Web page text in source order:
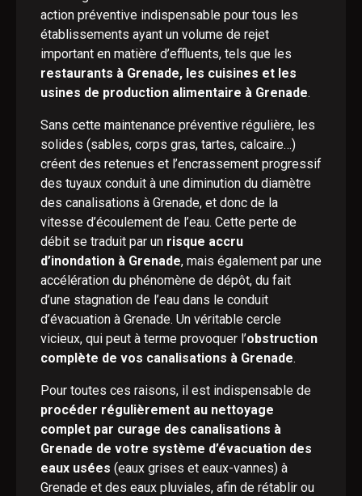
action préventive indispensable pour tous les
établissements ayant un volume de rejet
important en matière d’effluents, tels que les
restaurants à Grenade, les cuisines et les
usines de production alimentaire à Grenade.
Sans cette maintenance préventive régulière, les
solides (sables, corps gras, tartes, calcaire…)
créent des retenues et l’encrassement progressif
des tuyaux conduit à une diminution du diamètre
des canalisations à Grenade, et donc de la
vitesse d’écoulement de l’eau. Cette perte de
débit se traduit par un risque accru
d’inondation à Grenade, mais également par une
accélération du phénomène de dépôt, du fait
d’une stagnation de l’eau dans le conduit
d’évacuation à Grenade. Un véritable cercle
vicieux, qui peut à terme provoquer l’obstruction
complète de vos canalisations à Grenade.
Pour toutes ces raisons, il est indispensable de
procéder régulièrement au nettoyage
complet par curage des canalisations à
Grenade de votre système d’évacuation des
eaux usées (eaux grises et eaux-vannes) à
Grenade et des eaux pluviales, afin de rétablir ou